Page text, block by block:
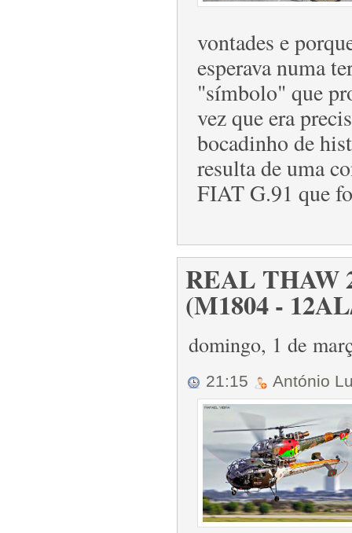
vontades e
esperava numa
"símbolo" que
vez que era
bocadinho de
resulta de uma
FIAT G.91 que
REAL THAW
(M1804 -
domingo, 1 de
21:15 António